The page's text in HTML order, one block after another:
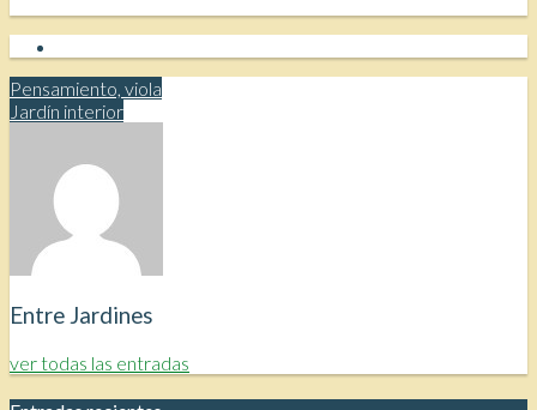
Pensamiento, viola
Jardín interior
Entre Jardines
ver todas las entradas